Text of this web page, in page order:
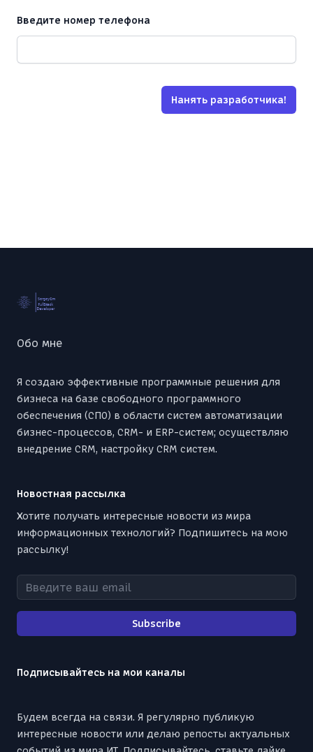
Введите номер телефона
Нанять разработчика!
Обо мне
Я создаю эффективные программные решения для
бизнеса на базе свободного программного
обеспечения (СПО) в области систем автоматизации
бизнес-процессов, CRM- и ERP-систем; осуществляю
внедрение CRM, настройку CRM систем.
Новостная рассылка
Хотите получать интересные новости из мира
информационных технологий? Подпишитесь на мою
рассылку!
Введите ваш email
Subscribe
Подписывайтесь на мои каналы
Будем всегда на связи. Я регулярно публикую
интересные новости или делаю репосты актуальных